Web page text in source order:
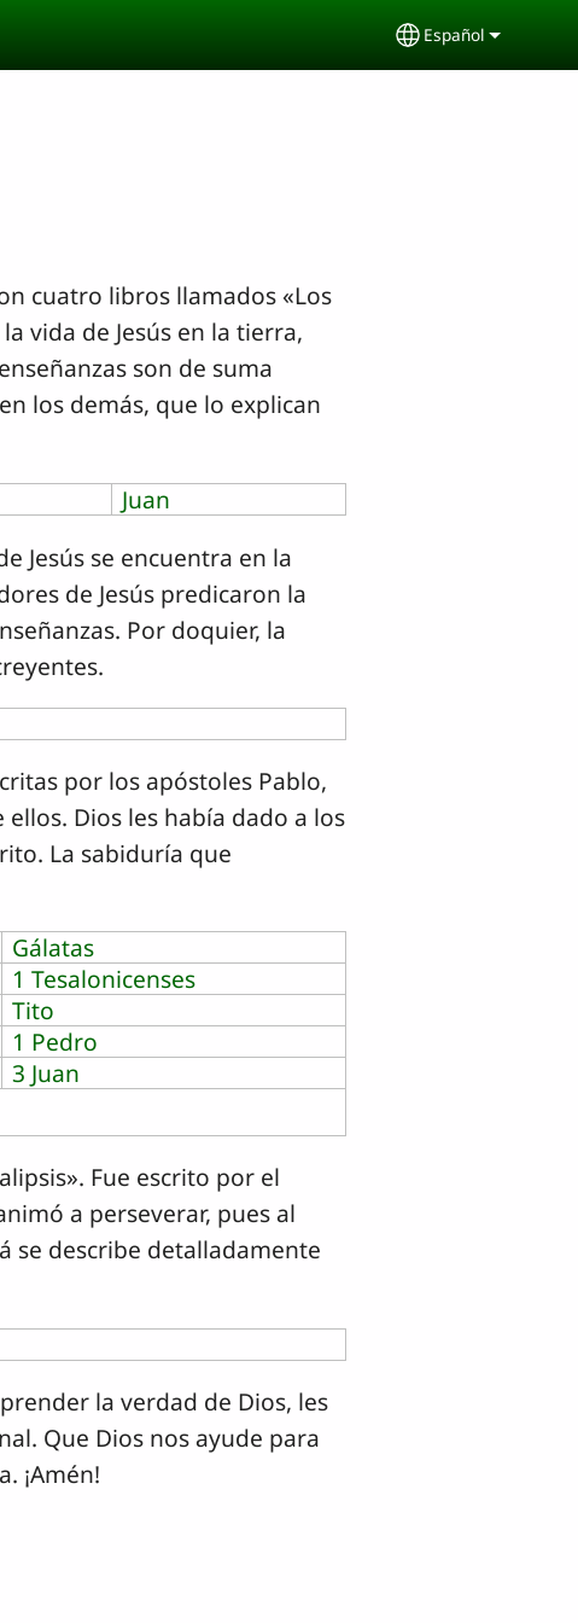
Select your
Español
cuatro libros llamados «Los
vida de Jesús en la tierra,
son de suma
los demás, que lo explican
Juan
Jesús se encuentra en la
de Jesús predicaron la
Por doquier, la
por los apóstoles Pablo,
Dios les había dado a los
La sabiduría que
Gálatas
1 Tesalonicenses
Tito
1 Pedro
3 Juan
Fue escrito por el
a perseverar, pues al
se describe detalladamente
la verdad de Dios, les
Que Dios nos ayude para
¡Amén!